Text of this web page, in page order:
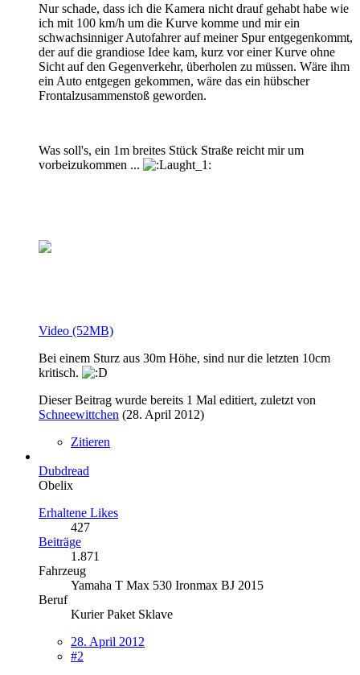
Nur schade, dass ich die Kamera nicht drauf gehabt habe wie
ich mit 100 km/h um die Kurve komme und mir ein
schwachsinniger Autofahrer auf meiner Spur entgegenkommt,
der auf die grandiose Idee kam, kurz vor einer Kurve ohne
Sicht auf den Gegenverkehr, überholen zu müssen. Wäre ihm
ein Auto entgegen gekommen, wäre das ein hübscher
Frontalzusammenstoß geworden.
Was soll's, ein 1m breites Stück Straße reicht mir um
vorbeizukommen ...
Video (52MB)
Bei einem Sturz aus 30m Höhe, sind nur die letzten 10cm
kritisch.
Dieser Beitrag wurde bereits 1 Mal editiert, zuletzt von
Schneewittchen (28. April 2012)
Zitieren
Dubdread
Obelix
Erhaltene Likes
427
Beiträge
1.871
Fahrzeug
Yamaha T Max 530 Ironmax BJ 2015
Beruf
Kurier Paket Sklave
28. April 2012
#2